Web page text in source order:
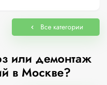
Все категории
или демонтаж
в Москве?